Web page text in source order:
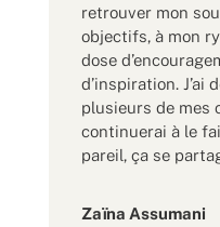
retrouver mon
objectifs, à mon
dose
d’inspiration. J’ai
plusieurs de mes
continuerai à le
pareil, ça se
Zaïna Assumani